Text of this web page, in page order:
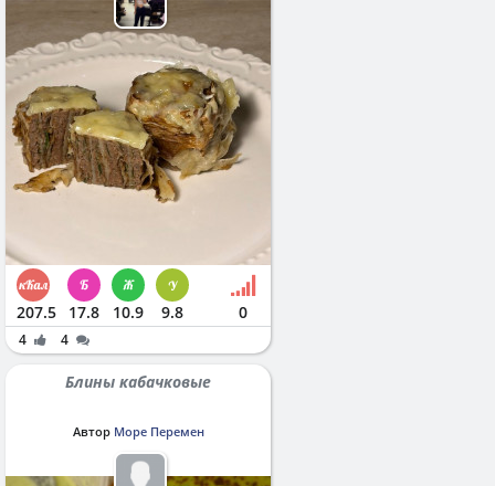
207.5 17.8 10.9 9.8 0
4 4
Блины кабачковые
Автор Море Перемен